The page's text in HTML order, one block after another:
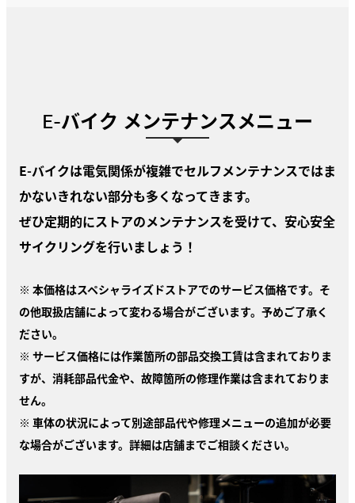
E-バイク メンテナンスメニュー
E-バイクは電気関係が複雑でセルフメンテナンスではま
かないきれない部分も多くなってきます。
ぜひ定期的にストアのメンテナンスを受けて、安心安全
サイクリングを行いましょう！
※ 本価格はスペシャライズドストアでのサービス価格です。そ
の他取扱店舗によって変わる場合がございます。予めご了承く
ださい。
※ サービス価格には作業箇所の部品交換工賃は含まれておりま
すが、消耗部品代金や、故障箇所の修理作業は含まれておりま
せん。
※ 車体の状況によって別途部品代や修理メニューの追加が必要
な場合がございます。詳細は店舗までご相談ください。